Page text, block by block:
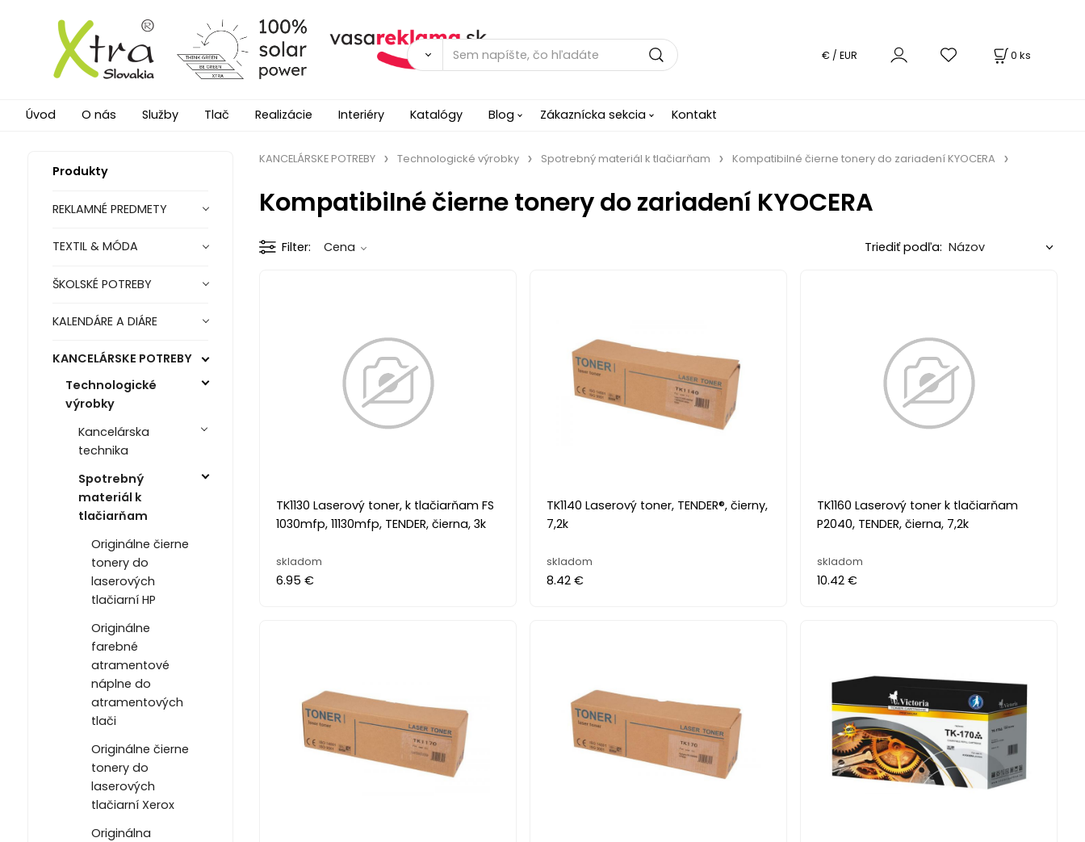
0 ks
€ / EUR
Úvod O nás Služby Tlač Realizácie Interiéry Katalógy Blog Zákaznícka sekcia Kontakt
Produkty
REKLAMNÉ PREDMETY
TEXTIL & MÓDA
ŠKOLSKÉ POTREBY
KALENDÁRE A DIÁRE
KANCELÁRSKE POTREBY
Technologické
výrobky
Kancelárska
technika
Spotrebný
materiál k
tlačiarňam
Originálne čierne
tonery do
laserových
tlačiarní HP
Originálne
farebné
atramentové
náplne do
atramentových
tlači
Originálne čierne
tonery do
laserových
tlačiarní Xerox
Originálna
KANCELÁRSKE POTREBY Technologické výrobky Spotrebný materiál k tlačiarňam Kompatibilné čierne tonery do zariadení KYOCERA
Kompatibilné čierne tonery do zariadení KYOCERA
Filter Cena Triediť podľa:
TK1130 Laserový toner, k tlačiarňam FS
1030mfp, 11130mfp, TENDER, čierna, 3k
skladom
6.95 €
TK1140 Laserový toner, TENDER®, čierny,
7,2k
skladom
8.42 €
TK1160 Laserový toner k tlačiarňam
P2040, TENDER, čierna, 7,2k
skladom
10.42 €